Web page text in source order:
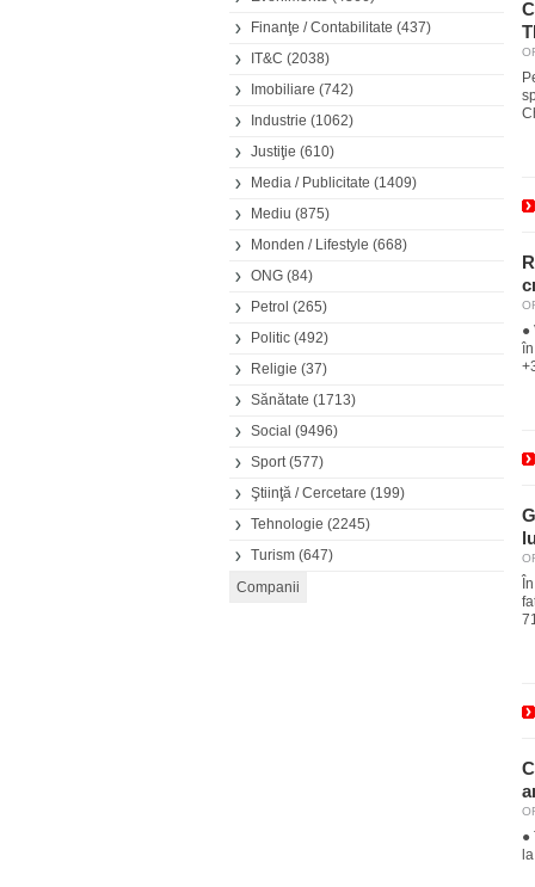
Finanţe / Contabilitate (437)
IT&C (2038)
Imobiliare (742)
Industrie (1062)
Justiţie (610)
Media / Publicitate (1409)
Mediu (875)
Monden / Lifestyle (668)
ONG (84)
Petrol (265)
Politic (492)
Religie (37)
Sănătate (1713)
Social (9496)
Sport(577)
Ştiinţă / Cercetare (199)
Tehnologie (2245)
Turism (647)
●
●